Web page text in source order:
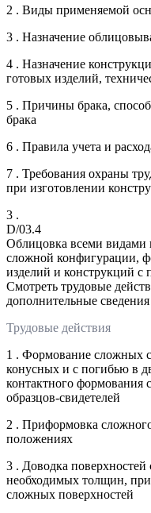
2 . Виды применяемой
3 . Назначение
4 . Назначение
готовых изделий,
5 . Причины брака,
брака
6 . Правила учета и
7 . Требования охраны
при изготовлении
3 .
D/03.4
Облицовка всеми видами
сложной конфигурации,
изделий и конструкций с
Смотреть трудовые
дополнительные сведения
Трудовые действия
1 . Формование сложных
конусных и с погибью в
контактного
образцов-свидетелей
2 . Приформовка
положениях
3 . Доводка
необходимых толщин,
сложных поверхностей